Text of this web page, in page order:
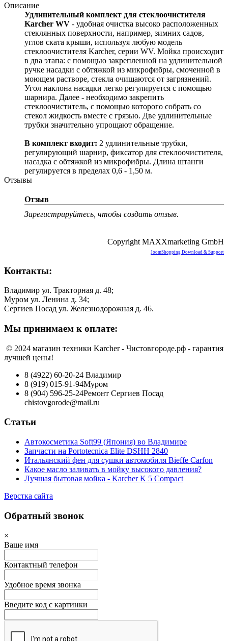
Описание
Удлинительный комплект для стеклоочистителя
Karcher WV - удобная очистка высоко расположенных
стеклянных поверхности, например, зимних садов,
углов ската крыши, используя любую модель
стеклоочистителя Karcher, серии WV. Мойка происходит
в два этапа: с помощью закрепленной на удлинительной
ручке насадки с обтяжкой из микрофибры, смоченной в
моющем растворе, стекла очищаются от загрязнений.
Угол наклона насадки легко регулируется с помощью
шарнира. Далее - необходимо закрепить
стеклоочиститель, с помощью которого собрать со
стекол жидкость вместе с грязью. Две удлинительные
трубки значительно упрощают обращение.
В комплект входит: 2 удлинительные трубки,
регулирующий шарнир, фиксатор для стеклоочистителя,
насадка с обтяжкой из микрофибры. Длина штанги
регулируется в пределах 0,6 - 1,50 м.
Отзывы
Отзыв
Зарегистрируйтесь, чтобы создать отзыв.
Copyright MAXXmarketing GmbH
JoomShopping Download & Support
Контакты:
Владимир ул. Тракторная д. 48;
Муром ул. Ленина д. 34;
Сергиев Посад ул. Железнодорожная д. 46.
Мы принимаем к оплате:
© 2024 магазин техники Karcher - Чистовгороде.рф - гарантия
лучшей цены!
8 (4922) 60-20-24 Владимир
8 (919) 015-91-94Муром
8 (904) 596-25-24Ремонт Сергиев Посад
chistovgorode@mail.ru
Статьи
Автокосметика Soft99 (Япония) во Владимире
Запчасти на Portotecnica Elite DSHH 2840
Итальянский фен для сушки автомобиля Bieffe Carfon
Какое масло заливать в мойку высокого давления?
Лучшая бытовая мойка - Karcher K 5 Compact
Верстка сайта
Обратный звонок
×
Ваше имя
Контактный телефон
Удобное время звонка
Введите код с картинки